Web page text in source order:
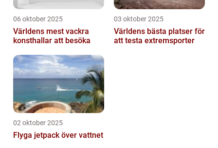
06 oktober 2025
Världens mest vackra
konsthallar att besöka
03 oktober 2025
Världens bästa platser för
att testa extremsporter
02 oktober 2025
Flyga jetpack över vattnet